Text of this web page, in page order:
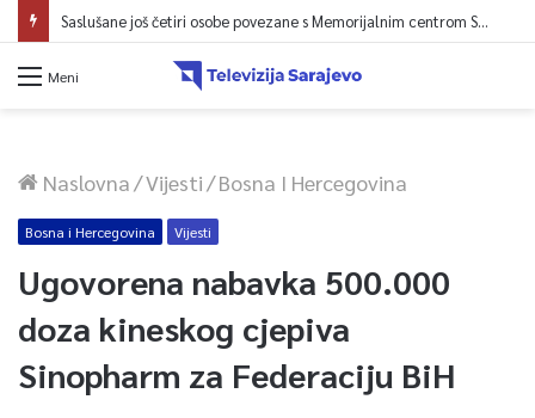
Saslušane još četiri osobe povezane s Memorijalnim centrom Srebrenica, na spisku ukupno 26
Meni
Naslovna/Vijesti/Bosna I Hercegovina
Bosna i Hercegovina Vijesti
Ugovorena nabavka 500.000
doza kineskog cjepiva
Sinopharm za Federaciju BiH